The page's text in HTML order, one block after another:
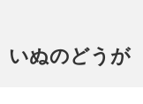
いぬのどうが